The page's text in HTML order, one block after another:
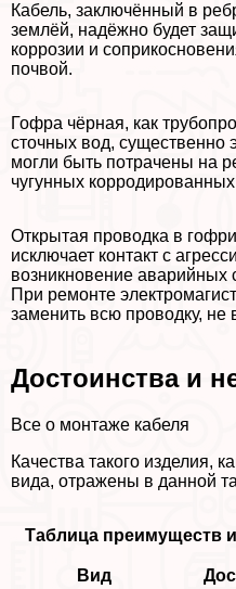
Кабель, заключённый в
землёй, надёжно будет
коррозии и
почвой.
Гофра чёрная, как
сточных вод, существенно
могли быть потрачены на
чугунных корродированных
Открытая проводка в
исключает контакт с
возникновение аварийных
При ремонте
заменить всю проводку, не
Достоинства и
Все о монтаже кабеля
Качества такого изделия,
вида, отражены в данной
Таблица преимуществ
Вид